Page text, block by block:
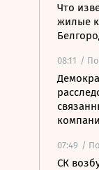
Что
жилые
08:11 /
07:49 /
СК